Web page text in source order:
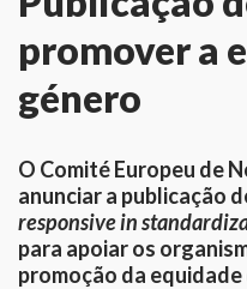
promover a
género
O Comité Europeu de
anunciar a publicação
responsive in
para apoiar os
promoção da